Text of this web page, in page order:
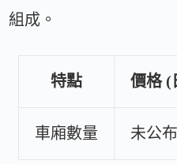
組成。
特點 價格 (
車廂數量 未公布